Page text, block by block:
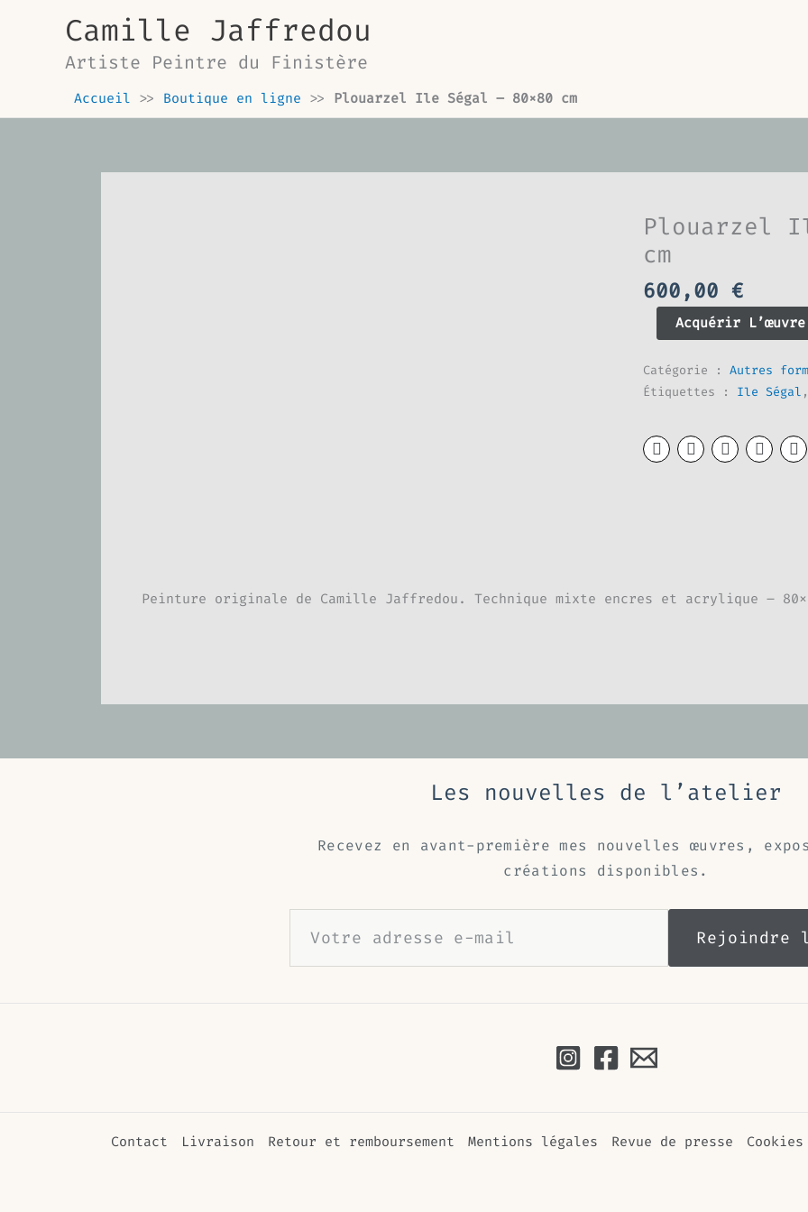
Camille Jaffredou
Artiste Peintre du Finistère
Accueil >> Boutique en ligne >> Plouarzel Ile Ségal – 80×80 cm
Plouarzel
cm
600,00€
quantité
Plouarzel
Ile
Ségal
cm
Acquérir L’œuvre
Catégorie :Autres
Étiquettes : Ile Ségal
Peinture originale de Camille Jaffredou. Technique mixte encres et acrylique –
Les nouvelles de l’atelier
Recevez en avant-première mes nouvelles œuvres,
créations disponibles.
Contact Livraison Retour et remboursement Mentions légales Revue de presse Cookies